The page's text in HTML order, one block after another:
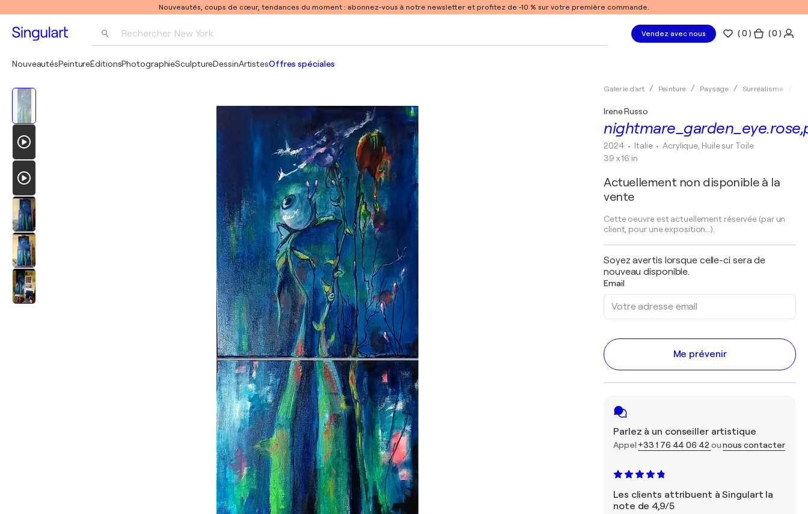
Nouveautés, coups de cœur, tendances du moment : abonnez-vous à notre newsletter et profitez de -10 % sur votre première commande.
Rechercher New York
Pablo Picasso
Vendez avec nous (0 ) ( 0 )
NouveautésPeintureÉditionsPhotographieSculptureDessinArtistesOffres spéciales
Galerie d'art Peinture Paysage Surréalisme
Irene Russo
2024 • Italie •Acrylique, Huile sur Toile
39 x 16 in
Actuellement non disponible à la
vente
Cette oeuvre est actuellement réservée (par un
client, pour une exposition...).
Soyez avertis lorsque celle-ci sera de
nouveau disponible.
Email
Me prévenir
Parlez à un conseiller artistique
Appel +33 1 76 44 06 42 ounous contacter
Les clients attribuent à Singulart la
note de 4,9/5